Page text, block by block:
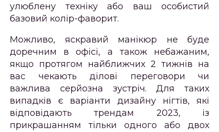
улюблену техніку або ваш особистий
базовий колір-фаворит.
Можливо, яскравий манікюр не буде
доречним в офісі, а також небажаним,
якщо протягом найближчих 2 тижнів на
вас чекають ділові переговори чи
важлива серйозна зустріч. Для таких
випадків є варіанти дизайну нігтів, які
відповідають трендам 2023, із
прикрашанням тільки одного або двох